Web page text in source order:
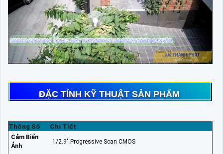
ĐẶC TÍNH KỸ THUẬT SẢN PHẨM
Thông Số Chi Tiết
Cảm Biến
Ảnh
1/2.9" Progressive Scan CMOS